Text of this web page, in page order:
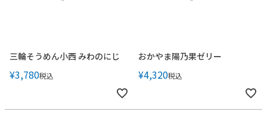
三輪そうめん小西 みわのにじ
¥3,780税込
おかやま陽乃果ゼリー
¥4,320税込